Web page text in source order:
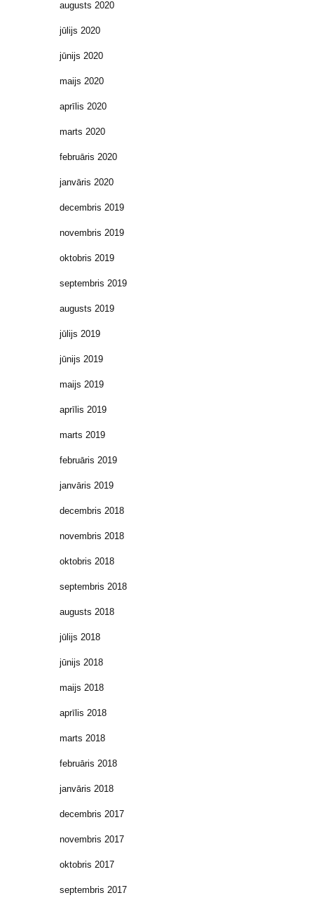
augusts 2020
jūlijs 2020
jūnijs 2020
maijs 2020
aprīlis 2020
marts 2020
februāris 2020
janvāris 2020
decembris 2019
novembris 2019
oktobris 2019
septembris 2019
augusts 2019
jūlijs 2019
jūnijs 2019
maijs 2019
aprīlis 2019
marts 2019
februāris 2019
janvāris 2019
decembris 2018
novembris 2018
oktobris 2018
septembris 2018
augusts 2018
jūlijs 2018
jūnijs 2018
maijs 2018
aprīlis 2018
marts 2018
februāris 2018
janvāris 2018
decembris 2017
novembris 2017
oktobris 2017
septembris 2017